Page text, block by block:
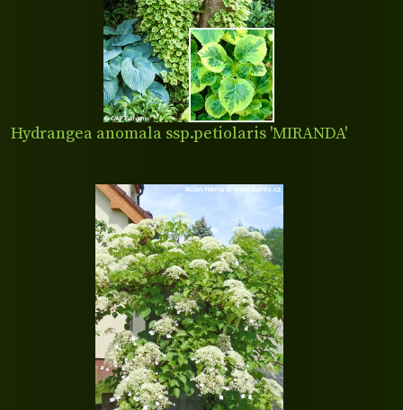
Hydrangea anomala ssp.petiolaris 'MIRANDA'